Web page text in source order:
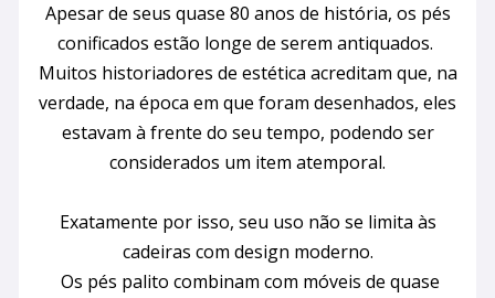
Apesar de seus quase 80 anos de história, os pés
conificados estão longe de serem antiquados.
Muitos historiadores de estética acreditam que, na
verdade, na época em que foram desenhados, eles
estavam à frente do seu tempo, podendo ser
considerados um item atemporal.
Exatamente por isso, seu uso não se limita às
cadeiras com design moderno.
Os pés palito combinam com móveis de quase